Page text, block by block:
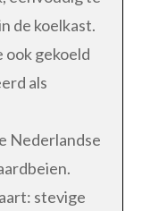
de koelkast.
gekoeld
als
Nederlandse
stevige